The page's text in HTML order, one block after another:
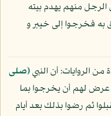
الرجل منهم يهدم بيته
فخرجوا إلى خيبر و
الروايات: أن النبي(صلى
لهم أن يخرجوا بما
ثم رضوا بذلك بعد أيام